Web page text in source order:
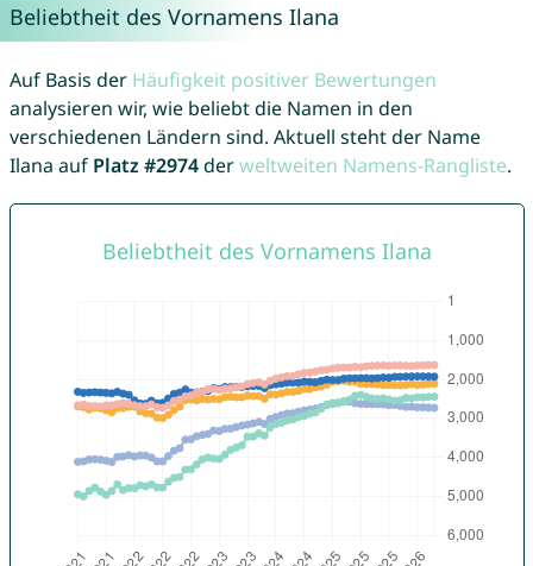
Beliebtheit des Vornamens Ilana
Auf Basis der Häufigkeit positiver Bewertungen
analysieren wir, wie beliebt die Namen in den
verschiedenen Ländern sind. Aktuell steht der Name
Ilana auf Platz #2974derweltweiten Namens-Rangliste.